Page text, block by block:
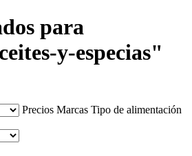
para
y-especias"
Precios Marcas Tipo de alimentación